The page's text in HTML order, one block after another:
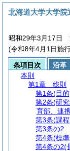
北海道大学大学院
昭和29年3月17日
(令和8年4月1日施
条項目次
沿革
本則
第1章
総則
第1条(目
第2条(研
育部、連
第3条(課
第3条の2
第4条(標
第4条の2(